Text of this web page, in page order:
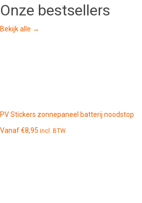
Onze bestsellers
Bekijk alle →
PV Stickers zonnepaneel batterij noodstop
Vanaf€8,95 incl. BTW